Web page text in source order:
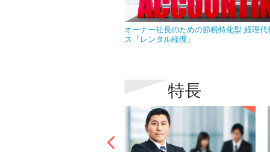
オーナー社長のための節税特化型 経理代
ス『レンタル経理』
特長